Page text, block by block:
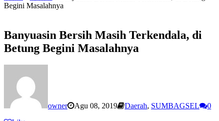
Begini Masalahnya
Banyuasin Bersih Masih Terkendala, di
Betung Begini Masalahnya
owner Agu 08, 2019 Daerah, SUMBAGSEL
0